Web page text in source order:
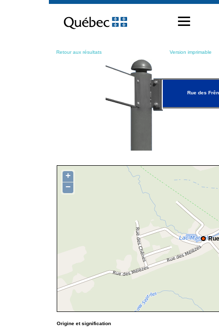
contenu
Retour aux résultats Version imprimable
Rue des
+
−
Origine et signification